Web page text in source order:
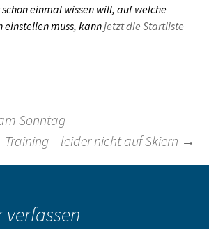
einmal wissen will, auf welche
einstellen muss, kannjetzt die Startliste
Sonntag
Training – leider nicht auf Skiern →